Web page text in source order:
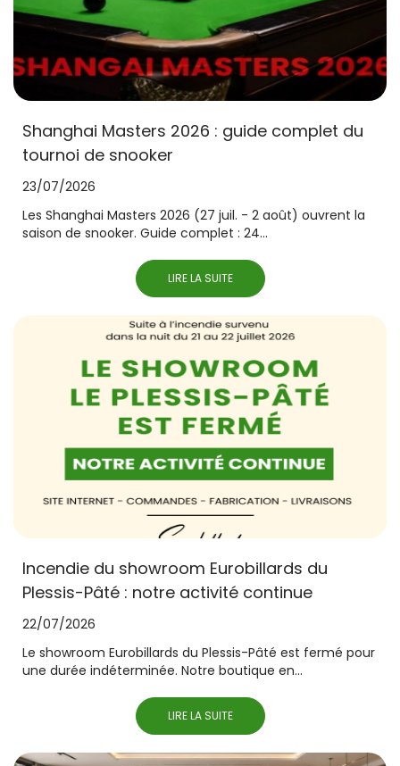
Shanghai Masters 2026 : guide complet du
tournoi de snooker
23/07/2026
Les Shanghai Masters 2026 (27 juil. - 2 août) ouvrent la
saison de snooker. Guide complet : 24...
LIRE LA SUITE
Incendie du showroom Eurobillards du
Plessis-Pâté : notre activité continue
22/07/2026
Le showroom Eurobillards du Plessis-Pâté est fermé pour
une durée indéterminée. Notre boutique en...
LIRE LA SUITE